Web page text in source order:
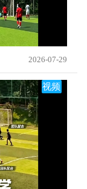
2026-07-29
视频